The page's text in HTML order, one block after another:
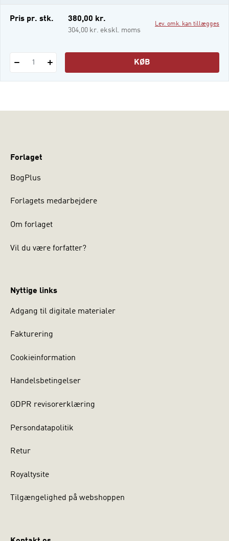
i-bog
Pris pr. stk. 380,00 kr.
304,00 kr. ekskl. moms
Lev. omk. kan tillægges
1 KØB
Forlaget
BogPlus
Forlagets medarbejdere
Om forlaget
Vil du være forfatter?
Nyttige links
Adgang til digitale materialer
Fakturering
Cookieinformation
Handelsbetingelser
GDPR revisorerklæring
Persondatapolitik
Retur
Royaltysite
Tilgængelighed på webshoppen